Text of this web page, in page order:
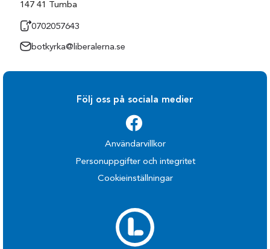
147 41 Tumba
0702057643
botkyrka@liberalerna.se
Följ oss på sociala medier
Användarvillkor
Personuppgifter och integritet
Cookieinställningar